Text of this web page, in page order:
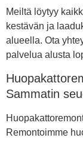
Meiltä löytyy
kestävän ja
alueella. Ota
palvelua alusta
Sammatin
Remontoimme